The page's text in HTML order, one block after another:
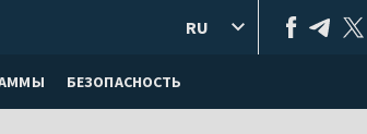
БЕЗОПАСНОСТЬ
RU